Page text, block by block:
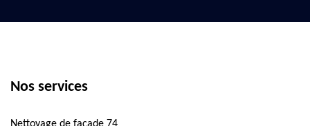
Nos services